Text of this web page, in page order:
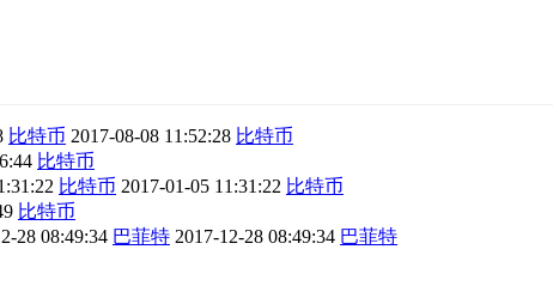
比特币 2017-08-08 11:52:28 比特币
比特币
比特币 2017-01-05 11:31:22 比特币
比特币
28 08:49:34 巴菲特 2017-12-28 08:49:34 巴菲特